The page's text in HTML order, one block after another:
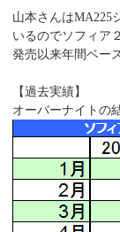
山本さんはMA225
いるのでソフィア
発売以来年間ベー
【過去実績】
オーバーナイトの